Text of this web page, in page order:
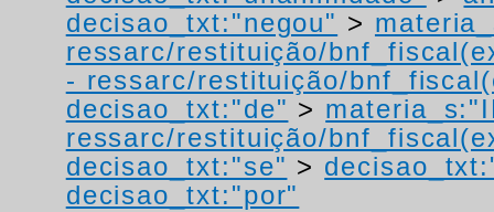
decisao_txt:"negou" >
ressarc/restituição/
- ressarc/restituição/
decisao_txt:"de" >
ressarc/restituição/
decisao_txt:"se" >
decisao_txt:"por"